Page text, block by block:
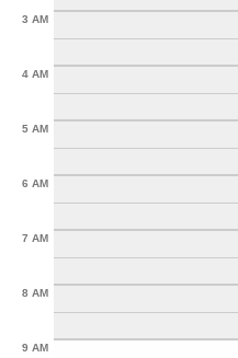
3 AM
4 AM
5 AM
6 AM
7 AM
8 AM
9 AM